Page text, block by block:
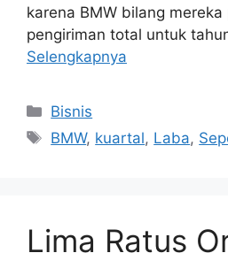
karena BMW bilang mereka
pengiriman total untuk
Selengkapnya
Kategori
Bisnis
Tag
BMW, kuartal, Laba,
Lima Ratus